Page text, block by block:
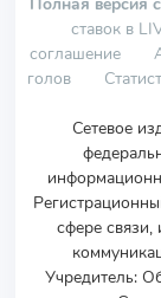
ставок в
соглашение
голов
Сетевое
сфере
Учредитель: